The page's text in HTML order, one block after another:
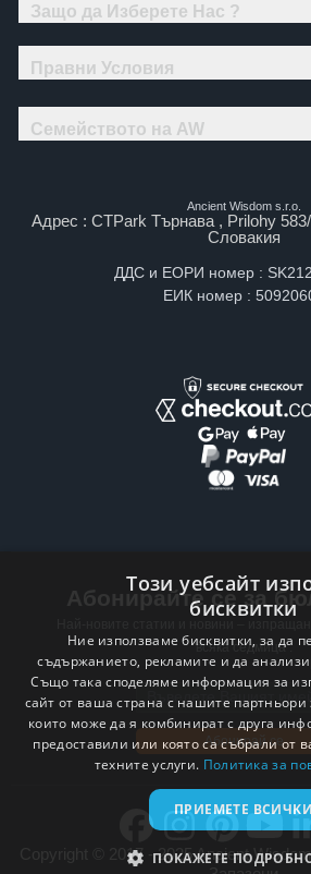
Защо да Изберете Нас ?
Правни Условия
Семейството на AW
Ancient Wisdom s.r.o.
Адрес : CTPark Търнава , Prilohy
Словакия
ДДС и ЕОРИ номер :
ЕИК номер :
Абонирайте се за
всяка седмица .
Email address
Абонирай се
Copyright © 2017 - 2025 Ancient
Този уебсайт
бисквитки
Ние използваме бисквитки, за да
съдържанието, рекламите и да
Също така споделяме информация за
сайт от ваша страна с нашите
които може да я комбинират с друга
предоставили или която са събрали от
техните услуги. Политика за
ПРИЕМЕТЕ ВСИЧКИ
ПОКАЖЕТЕ